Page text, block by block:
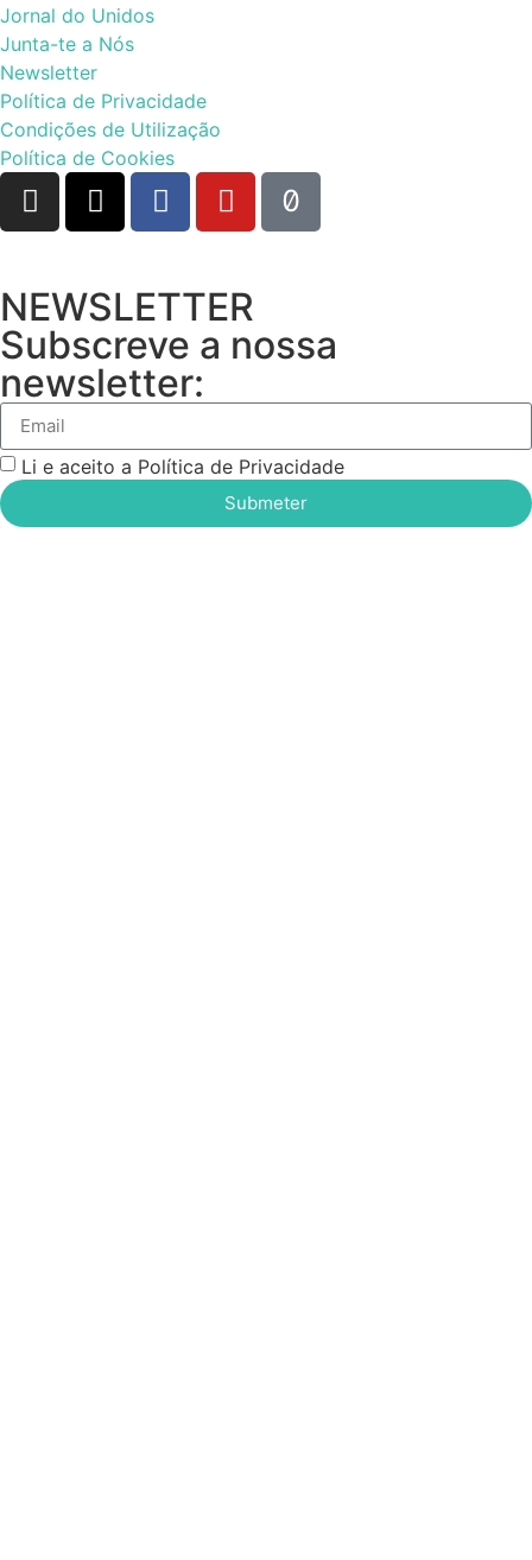
Jornal do Unidos
Junta-te a Nós
Newsletter
Política de Privacidade
Condições de Utilização
Política de Cookies
NEWSLETTER
Subscreve a nossa
newsletter:
Li e aceito a Política de Privacidade
Submeter